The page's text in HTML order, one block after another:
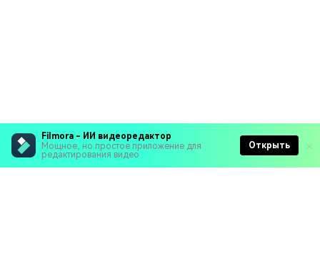
Filmora - ИИ видеоредактор
Мощное, но простое приложение для
редактирования видео
Открыть